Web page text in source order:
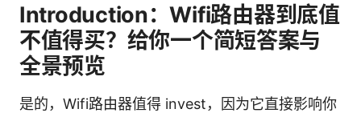
Introduction：Wifi路由器到底值
不值得买？给你一个简短答案与
全景预览
是的，Wifi路由器值得 invest，因为它直接影响你